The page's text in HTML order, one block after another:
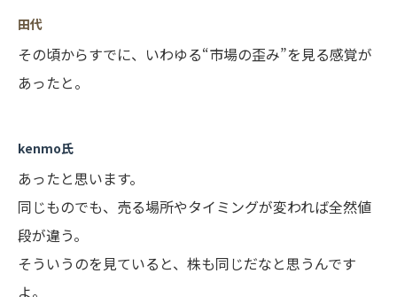
田代
その頃からすでに、いわゆる“市場の歪み”を見る感覚が
あったと。
kenmo氏
あったと思います。
同じものでも、売る場所やタイミングが変われば全然値
段が違う。
そういうのを見ていると、株も同じだなと思うんです
よ。